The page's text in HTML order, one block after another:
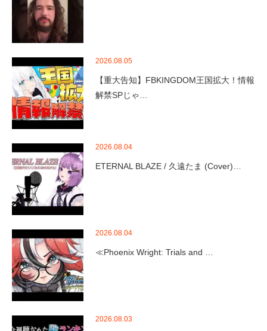
2026.08.05
【重大告知】FBKINGDOM王国拡大！情報
解禁SPじゃ…
2026.08.04
ETERNAL BLAZE / 久遠たま (Cover)…
2026.08.04
≪Phoenix Wright: Trials and …
2026.08.03